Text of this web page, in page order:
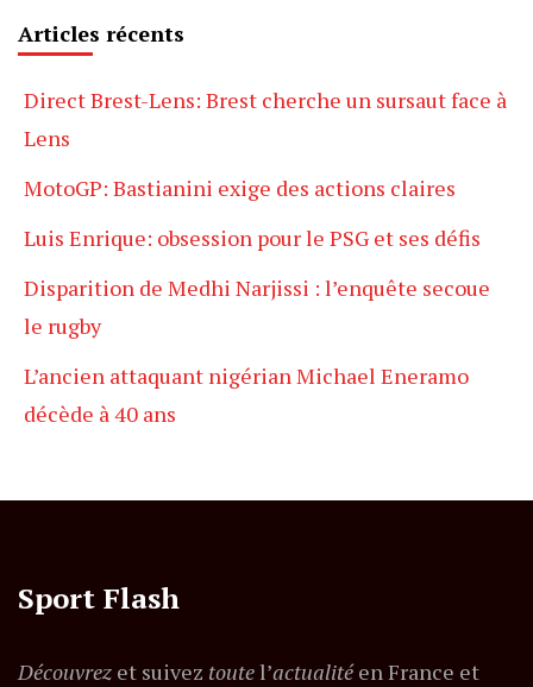
Articles récents
Direct Brest-Lens: Brest cherche un sursaut face à
Lens
MotoGP: Bastianini exige des actions claires
Luis Enrique: obsession pour le PSG et ses défis
Disparition de Medhi Narjissi : l’enquête secoue
le rugby
L’ancien attaquant nigérian Michael Eneramo
décède à 40 ans
Sport Flash
Découvrez et suivez toutel’actualitéen France et